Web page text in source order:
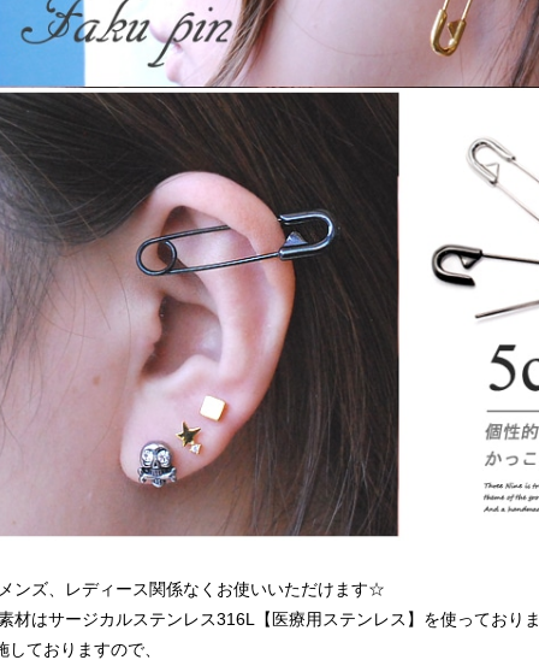
ンズ、レディース関係なくお使いいただけます☆
材はサージカルステンレス316L【医療用ステンレス】を使っており
しておりますので、